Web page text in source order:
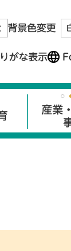
背景色変更
がな表示
産業